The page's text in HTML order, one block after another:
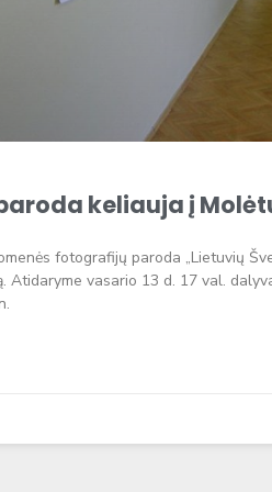
keliauja į
fotografijų paroda „Lietuvių
Atidaryme vasario 13 d. 17 val.